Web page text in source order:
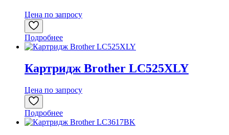
Цена по запросу
Подробнее
Картридж Brother LC525XLY
Цена по запросу
Подробнее